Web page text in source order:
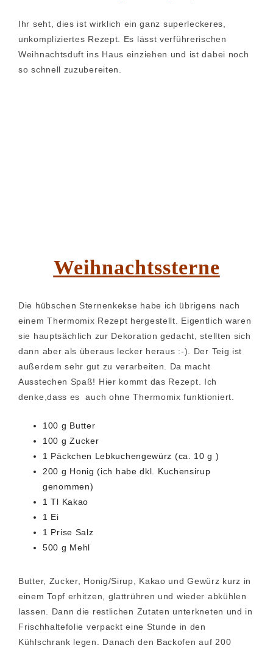
Ihr seht, dies ist wirklich ein ganz superleckeres,
unkompliziertes Rezept. Es lässt verführerischen
Weihnachtsduft ins Haus einziehen und ist dabei noch
so schnell zuzubereiten.
Weihnachtssterne
Die hübschen Sternenkekse habe ich übrigens nach
einem Thermomix Rezept hergestellt. Eigentlich waren
sie hauptsächlich zur Dekoration gedacht, stellten sich
dann aber als überaus lecker heraus :-). Der Teig ist
außerdem sehr gut zu verarbeiten. Da macht
Ausstechen Spaß! Hier kommt das Rezept. Ich
denke,dass es auch ohne Thermomix funktioniert.
100 g Butter
100 g Zucker
1 Päckchen Lebkuchengewürz (ca. 10 g )
200 g Honig (ich habe dkl. Kuchensirup
genommen)
1 Tl Kakao
1 Ei
1 Prise Salz
500 g Mehl
Butter, Zucker, Honig/Sirup, Kakao und Gewürz kurz in
einem Topf erhitzen, glattrühren und wieder abkühlen
lassen. Dann die restlichen Zutaten unterkneten und in
Frischhaltefolie verpackt eine Stunde in den
Kühlschrank legen. Danach den Backofen auf 200